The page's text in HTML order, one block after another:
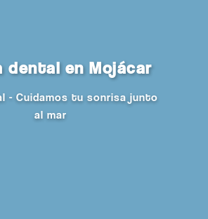
dental en Mojácar
- Cuidamos tu sonrisa junto
al mar